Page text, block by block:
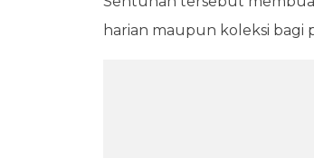
harian maupun koleksi bagi